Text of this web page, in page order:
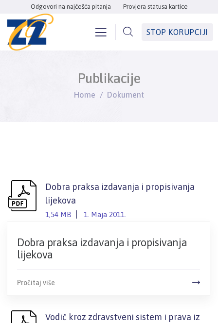
Odgovori na najčešća pitanja Provjera statusa kartice
STOP KORUPCIJI
Publikacije
Home Dokument
Dobra praksa izdavanja i propisivanja
lijekova
1,54 MB 1. Maja 2011.
Dobra praksa izdavanja i propisivanja
lijekova
Pročitaj više
Vodič kroz zdravstveni sistem i prava iz